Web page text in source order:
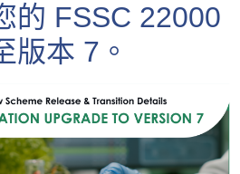
的 FSSC 22000
版本 7。